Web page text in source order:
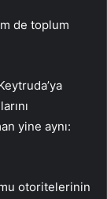
de toplum
yine aynı:
otoritelerinin